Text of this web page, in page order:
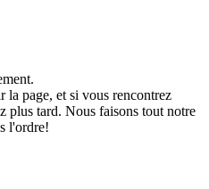
la page, et si vous rencontrez
plus tard. Nous faisons tout notre
l'ordre!